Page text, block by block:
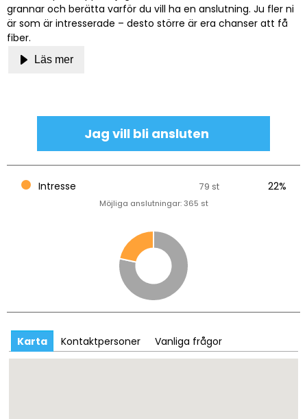
grannar och berätta varför du vill ha en anslutning. Ju fler ni
är som är intresserade – desto större är era chanser att få
fiber.
Läs mer
Jag vill bli ansluten
Intresse 79 st 22%
Möjliga anslutningar: 365 st
Karta Kontaktpersoner Vanliga frågor